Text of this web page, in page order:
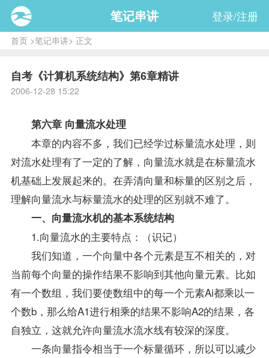
笔记串讲 登录/注册
首页>笔记串讲> 正文
自考《计算机系统结构》第6章精讲
2006-12-28 15:22
第六章 向量流水处理
本章的内容不多，我们已经学过标量流水处理，则
对流水处理有了一定的了解，向量流水就是在标量流水
机基础上发展起来的。在弄清向量和标量的区别之后，
理解向量流水与标量流水的处理的区别就不难了。
一、向量流水机的基本系统结构
1.向量流水的主要特点：（识记）
我们知道，一个向量中各个元素是互不相关的，对
当前每个向量的操作结果不影响到其他向量元素。比如
有一个数组，我们要使数组中的每一个元素Ai都乘以一
个数b，那么给A1进行相乘的结果不影响A2的结果，各
自独立，这就允许向量流水流水线有较深的深度。
一条向量指令相当于一个标量循环，所以可以减少